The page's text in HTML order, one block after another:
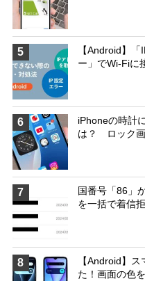
5
【Android】
ー」でWi-Fiに
6
iPhoneの時計
は？ ロック画
7
国番号「86」
を一括で着信
8
【Android】
た！画面の色